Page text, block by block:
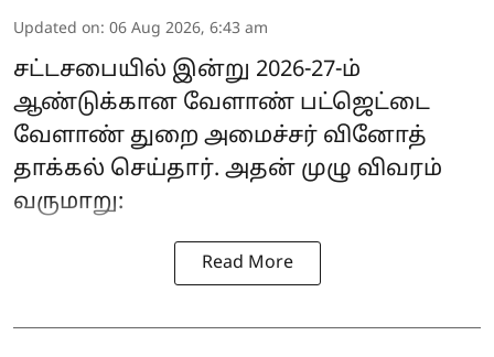
Updated on: 06 Aug 2026, 6:43 am
சட்டசபையில் இன்று 2026-27-ம்
ஆண்டுக்கான வேளாண் பட்ஜெட்டை
வேளாண் துறை அமைச்சர் வினோத்
தாக்கல் செய்தார். அதன் முழு விவரம்
வருமாறு:
Read More